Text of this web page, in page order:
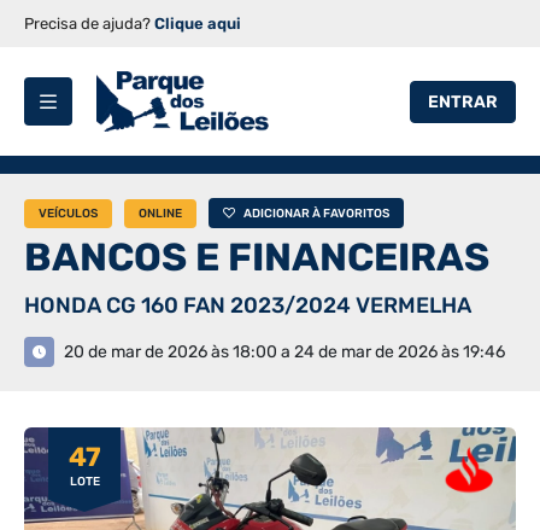
Precisa de ajuda? Clique aqui
ENTRAR
VEÍCULOS ONLINE ADICIONAR À FAVORITOS
BANCOS E FINANCEIRAS
HONDA CG 160 FAN 2023/2024 VERMELHA
20 de mar de 2026 às 18:00 a 24 de mar de 2026 às 19:46
47
LOTE